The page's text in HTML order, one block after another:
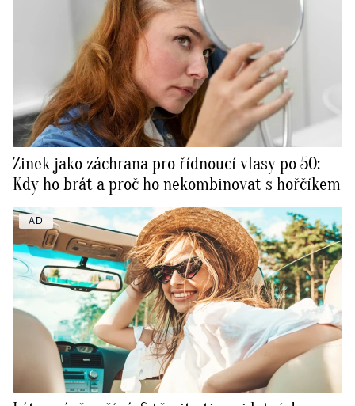
Zinek jako záchrana pro řídnoucí vlasy po 50:
Kdy ho brát a proč ho nekombinovat s hořčíkem
AD